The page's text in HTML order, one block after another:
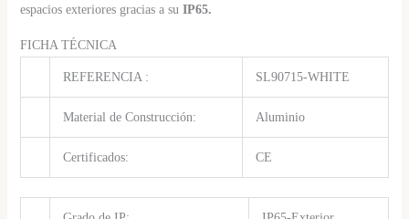
espacios exteriores gracias a su IP65.
FICHA TÉCNICA
REFERENCIA : SL90715-WHITE
Material de Construcción: Aluminio
Certificados: CE